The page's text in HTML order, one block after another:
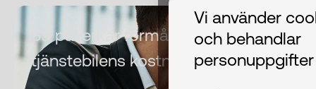
Så påverkar förmånsvärdet
tjänstebilens kostnad
Vi använder
och behandlar
personuppgifter